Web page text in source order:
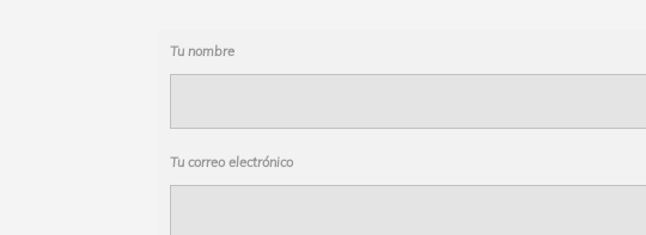
Tu nombre
Tu correo electrónico